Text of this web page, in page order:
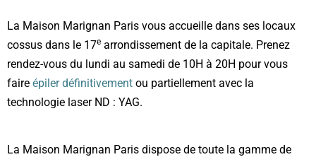
La Maison Marignan Paris vous accueille dans ses locaux
cossus dans le 17e arrondissement de la capitale. Prenez
rendez-vous du lundi au samedi de 10H à 20H pour vous
faire épiler définitivement ou partiellement avec la
technologie laser ND : YAG.
La Maison Marignan Paris dispose de toute la gamme de